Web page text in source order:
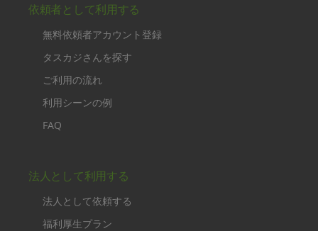
依頼者として利用する
無料依頼者アカウント登録
タスカジさんを探す
ご利用の流れ
利用シーンの例
FAQ
法人として利用する
法人として依頼する
福利厚生プラン